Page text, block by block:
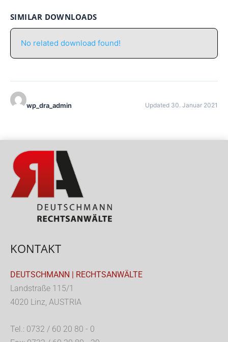
SIMILAR DOWNLOADS
No related download found!
wp_dra_admin Updated 30. Januar 2021
KONTAKT
DEUTSCHMANN | RECHTSANWÄLTE
Landstraße 115/1
4020 Linz, AUSTRIA
Tel.: 0732 / 60 20 80 - 0